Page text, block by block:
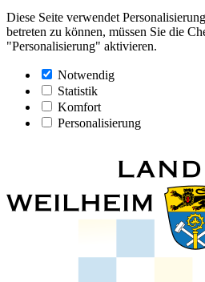
Diese Seite verwendet
betreten zu können, müssen Sie die
"Personalisierung" aktivieren.
Notwendig
Statistik
Komfort
Personalisierung